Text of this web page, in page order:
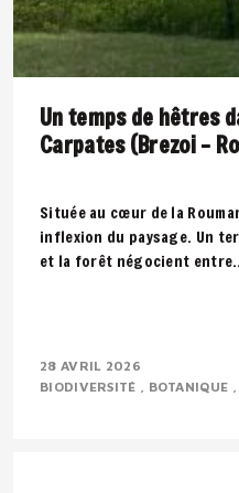
Un temps de hêtres
Carpates (Brezoi –
Située au cœur de la
inflexion du paysage. Un
et la forêt négocient entre..
28 AVRIL 2026
BIODIVERSITÉ
BOTANIQUE